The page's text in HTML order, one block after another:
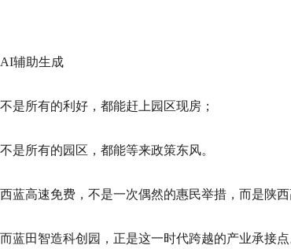
AI辅助生成
不是所有的利好，都能赶上园区现房；
不是所有的园区，都能等来政策东风。
西蓝高速免费，不是一次偶然的惠民举措，而是陕
而蓝田智造科创园，正是这一时代跨越的产业承接点